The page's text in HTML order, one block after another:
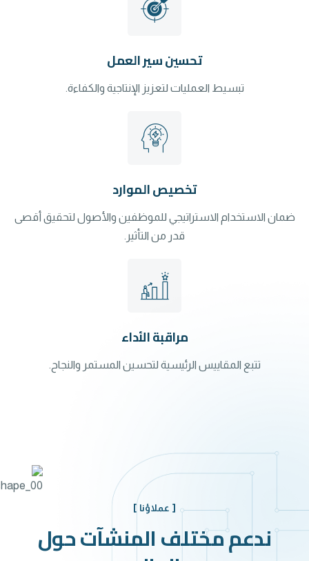
تحسين سير العمل
تبسيط العمليات لتعزيز الإنتاجية والكفاءة.
تخصيص الموارد
ضمان الاستخدام الاستراتيجي للموظفين والأصول لتحقيق أقصى
قدر من التأثير.
مراقبة الأداء
تتبع المقاييس الرئيسية لتحسين المستمر والنجاح.
[ عملاؤنا ]
ندعم مختلف المنشآت حول